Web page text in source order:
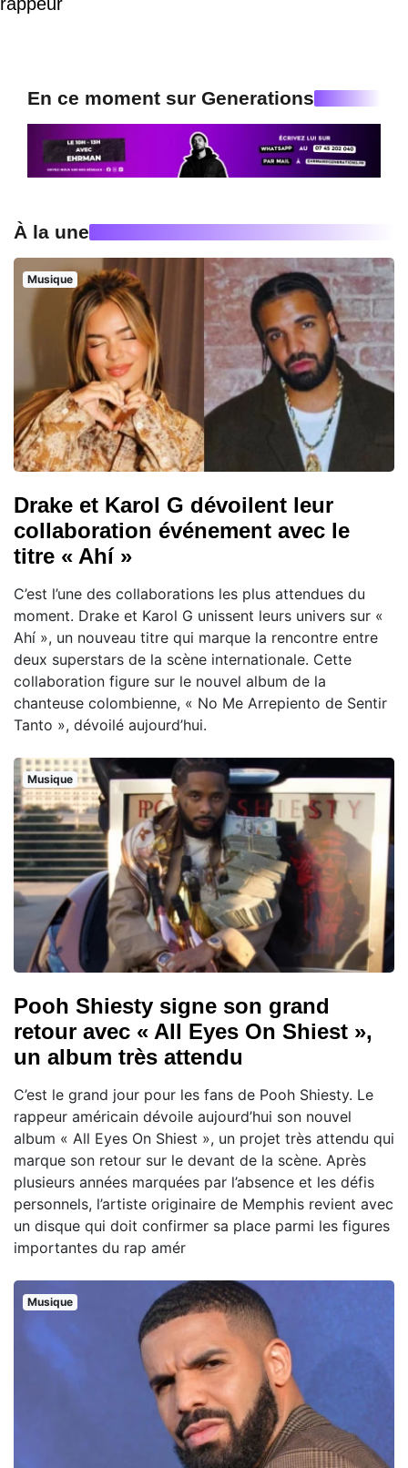
En ce moment sur Generations
À la une
Musique
Drake et Karol G dévoilent leur
collaboration événement avec le
titre « Ahí »
C’est l’une des collaborations les plus attendues du
moment. Drake et Karol G unissent leurs univers sur «
Ahí », un nouveau titre qui marque la rencontre entre
deux superstars de la scène internationale. Cette
collaboration figure sur le nouvel album de la
chanteuse colombienne, « No Me Arrepiento de Sentir
Tanto », dévoilé aujourd’hui.
Musique
Pooh Shiesty signe son grand
retour avec « All Eyes On Shiest »,
un album très attendu
C’est le grand jour pour les fans de Pooh Shiesty. Le
rappeur américain dévoile aujourd’hui son nouvel
album « All Eyes On Shiest », un projet très attendu qui
marque son retour sur le devant de la scène. Après
plusieurs années marquées par l’absence et les défis
personnels, l’artiste originaire de Memphis revient avec
un disque qui doit confirmer sa place parmi les figures
importantes du rap amér
Musique